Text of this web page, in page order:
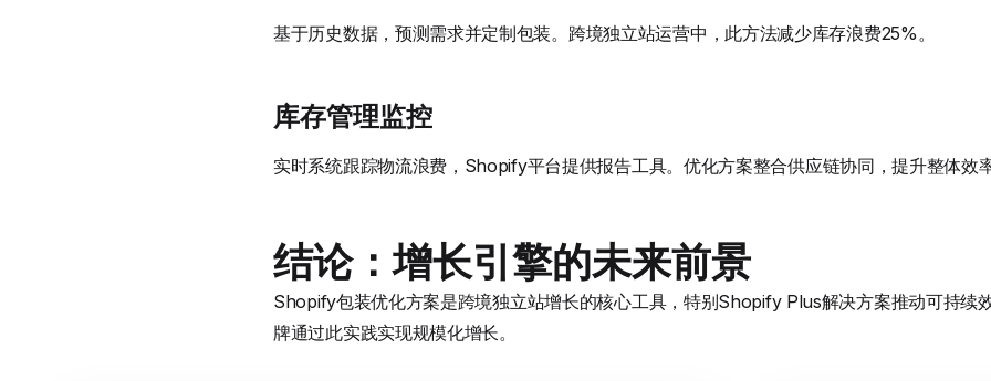
基于历史数据，预测需求并定制包装。跨境独立站运营中，此方法减少库存浪费25%。
库存管理监控
实时系统跟踪物流浪费，Shopify平台提供报告工具。优化方案整合供应链协同，提升整体效率
结论：增长引擎的未来前景
Shopify包装优化方案是跨境独立站增长的核心工具，特别Shopify Plus解决方案推动可持续
牌通过此实践实现规模化增长。